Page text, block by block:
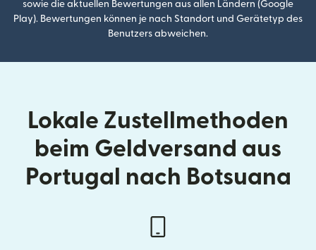
sowie die aktuellen Bewertungen aus allen Ländern (Google
Play). Bewertungen können je nach Standort und Gerätetyp des
Benutzers abweichen.
Lokale Zustellmethoden
beim Geldversand aus
Portugal nach Botsuana